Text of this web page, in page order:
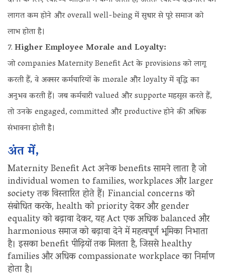
लागत कम होने और overall well-being में सुधार से पूरे समाज को
लाभ होता है।
Higher Employee Morale and Loyalty:
जो companies Maternity Benefit Act के provisions को लागू
करती हैं, वे अक्सर कर्मचारियों के morale और loyalty में वृद्धि का
अनुभव करती हैं। जब कर्मचारी valued और supporte महसूस करते हैं,
तो उनके engaged, committed और productive होने की अधिक
संभावना होती है।
अंत में,
Maternity Benefit Act अनेक benefits सामने लाता है जो
individual women to families, workplaces और larger
society तक विस्तारित होते हैं। Financial concerns को
संबोधित करके, health को priority देकर और gender
equality को बढ़ावा देकर, यह Act एक अधिक balanced और
harmonious समाज को बढ़ावा देने में महत्वपूर्ण भूमिका निभाता
है। इसका benefit पीढ़ियों तक मिलता है, जिससे healthy
families और अधिक compassionate workplace का निर्माण
होता है।